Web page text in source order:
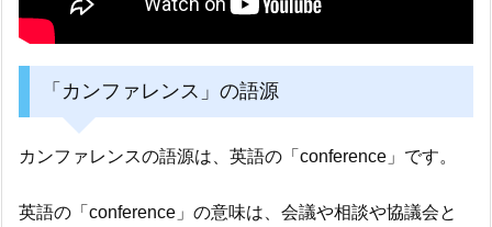
「カンファレンス」の語源
カンファレンスの語源は、英語の「conference」です。
英語の「conference」の意味は、会議や相談や協議会と